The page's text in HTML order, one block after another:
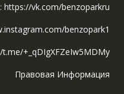
https://vk.com/benzoparkru
benzopark1
+_qDIgXFZeIw5MDMy
Правовая Информация